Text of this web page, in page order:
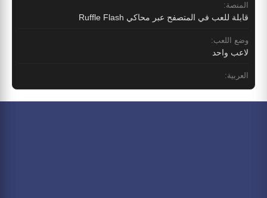
المنصة:
قابلة للعب في المتصفح عبر محاكي Ruffle Flash
وضع اللعب:
لاعب واحد
العربية: